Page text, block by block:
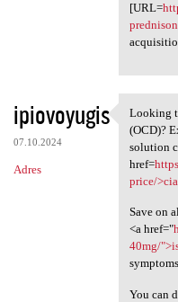
[URL=
ipiovoyugis
07.10.2024
Adres
Looking
Looking
(OCD)?
solution
href=
price/
Save on
<a href="
40mg/
You can